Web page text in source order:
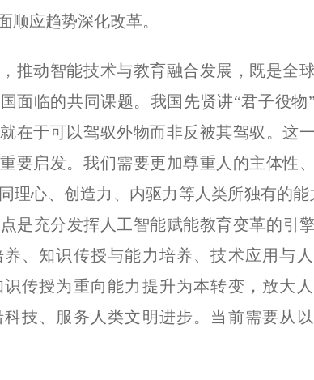
顺应趋势深化改革。
动智能技术与教育融合发展，既是全
面临的共同课题。我国先贤讲“君子役物
在于可以驾驭外物而非反被其驾驭。这
要启发。我们需要更加尊重人的主体性
理心、创造力、内驱力等人类所独有的能
是充分发挥人工智能赋能教育变革的引
、知识传授与能力培养、技术应用与
传授为重向能力提升为本转变，放大
技、服务人类文明进步。当前需要从